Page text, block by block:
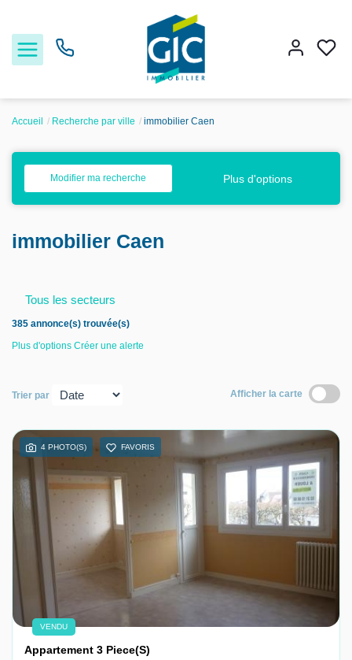
Acheter
Louer
Estimer
Nos services
Nos agences
Accueil Recherche par ville immobilier Caen
Modifier ma recherche Plus d'options
immobilier Caen
Tous les secteurs
385 annonce(s) trouvée(s)
Plus d'options Créer une alerte
Trier par Afficher la carte
4 PHOTO(S) FAVORIS
VENDU
Appartement 3 Piece(s)